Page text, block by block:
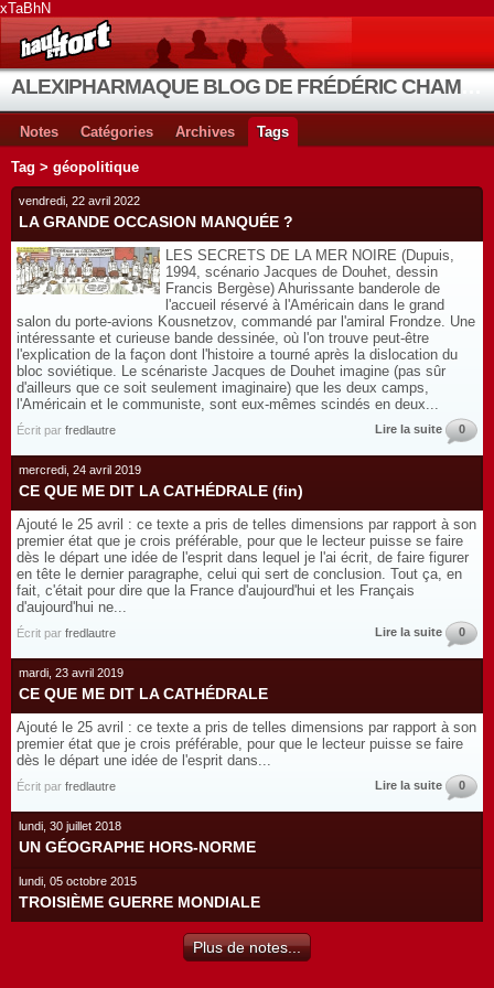
xTaBhN
Notes Catégories Archives Tags
Tag > géopolitique
vendredi, 22 avril 2022
LA GRANDE OCCASION MANQUÉE ?
LES SECRETS DE LA MER NOIRE (Dupuis,
1994, scénario Jacques de Douhet, dessin
Francis Bergèse) Ahurissante banderole de
l'accueil réservé à l'Américain dans le grand
salon du porte-avions Kousnetzov, commandé par l'amiral Frondze. Une
intéressante et curieuse bande dessinée, où l'on trouve peut-être
l'explication de la façon dont l'histoire a tourné après la dislocation du
bloc soviétique. Le scénariste Jacques de Douhet imagine (pas sûr
d'ailleurs que ce soit seulement imaginaire) que les deux camps,
l'Américain et le communiste, sont eux-mêmes scindés en deux...
Écrit par fredlautre Lire la suite 0
mercredi, 24 avril 2019
CE QUE ME DIT LA CATHÉDRALE (fin)
Ajouté le 25 avril : ce texte a pris de telles dimensions par rapport à son
premier état que je crois préférable, pour que le lecteur puisse se faire
dès le départ une idée de l'esprit dans lequel je l'ai écrit, de faire figurer
en tête le dernier paragraphe, celui qui sert de conclusion. Tout ça, en
fait, c'était pour dire que la France d'aujourd'hui et les Français
d'aujourd'hui ne...
Écrit par fredlautre Lire la suite 0
mardi, 23 avril 2019
CE QUE ME DIT LA CATHÉDRALE
Ajouté le 25 avril : ce texte a pris de telles dimensions par rapport à son
premier état que je crois préférable, pour que le lecteur puisse se faire
dès le départ une idée de l'esprit dans...
Écrit par fredlautre Lire la suite 0
lundi, 30 juillet 2018
UN GÉOGRAPHE HORS-NORME
lundi, 05 octobre 2015
TROISIÈME GUERRE MONDIALE
Plus de notes...